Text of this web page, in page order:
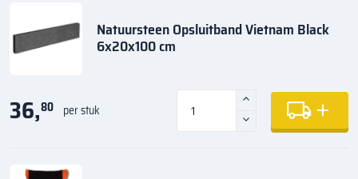
Natuursteen Opsluitband Vietnam Black
6x20x100 cm
36,80 per stuk